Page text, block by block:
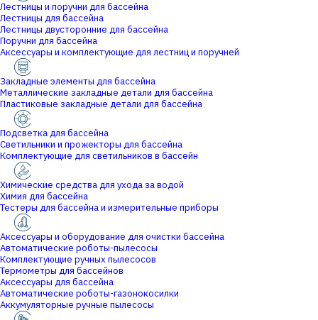
Лестницы и поручни для бассейна
Лестницы для бассейна
Лестницы двусторонние для бассейна
Поручни для бассейна
Аксессуары и комплектующие для лестниц и поручней
Закладные элементы для бассейна
Металлические закладные детали для бассейна
Пластиковые закладные детали для бассейна
Подсветка для бассейна
Светильники и прожекторы для бассейна
Комплектующие для светильников в бассейн
Химические средства для ухода за водой
Химия для бассейна
Тестеры для бассейна и измерительные приборы
Аксессуары и оборудование для очистки бассейна
Автоматические роботы-пылесосы
Комплектующие ручных пылесосов
Термометры для бассейнов
Аксессуары для бассейна
Автоматические роботы-газонокосилки
Аккумуляторные ручные пылесосы